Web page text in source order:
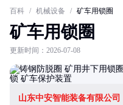
百科 / 机械设备 / 矿车用锁圈
矿车用锁圈
更新时间：2026-07-08
山东中安智能装备有限公司